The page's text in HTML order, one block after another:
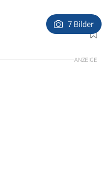
Foto: Philip Teleu
7 Bilder
ANZEIGE